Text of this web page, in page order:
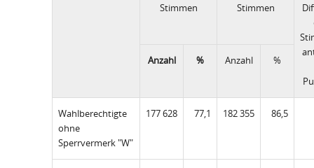
Stimmen Stimmen
Anzahl % Anzahl %
Wahlberechtigte
ohne
Sperrvermerk "W"
177 628 77,1 182 355 86,5